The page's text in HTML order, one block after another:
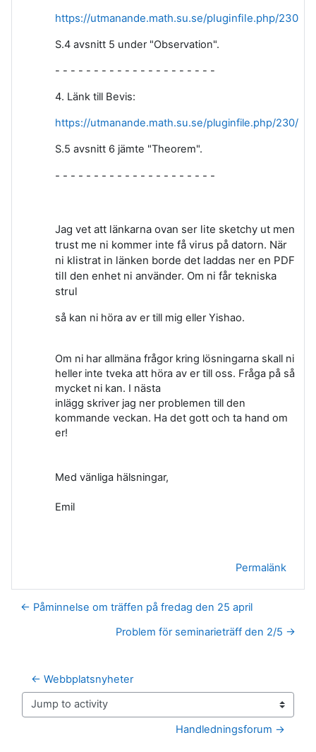
https://utmanande.math.su.se/pluginfile.php/230/
S.4 avsnitt 5 under "Observation".
- - - - - - - - - - - - - - - - - - - - -
4. Länk till Bevis:
https://utmanande.math.su.se/pluginfile.php/230/
S.5 avsnitt 6 jämte "Theorem".
- - - - - - - - - - - - - - - - - - - - -
Jag vet att länkarna ovan ser lite sketchy ut men
trust me ni kommer inte få virus på datorn. När
ni klistrat in länken borde det laddas ner en PDF
till den enhet ni använder. Om ni får tekniska
strul
så kan ni höra av er till mig eller Yishao.
Om ni har allmäna frågor kring lösningarna skall ni
heller inte tveka att höra av er till oss. Fråga på så
mycket ni kan. I nästa
inlägg skriver jag ner problemen till den
kommande veckan. Ha det gott och ta hand om
er!
Med vänliga hälsningar,
Emil
Permalänk
← Påminnelse om träffen på fredag den 25 april
Problem för seminarieträff den 2/5 →
← Webbplatsnyheter
Jump to activity
Handledningsforum →